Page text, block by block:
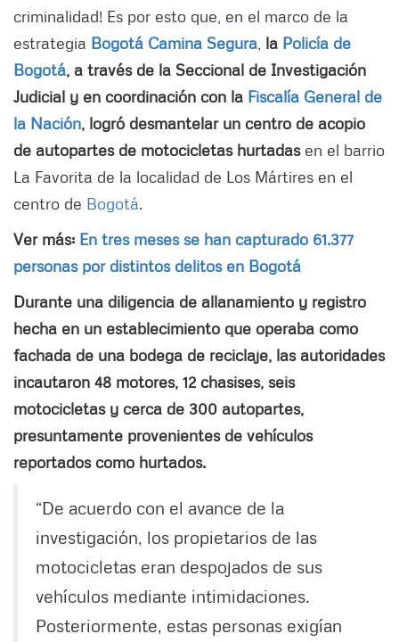
criminalidad! Es por esto que, en el marco de la
estrategia Bogotá Camina Segura la Policía de
Bogotá, a través de la Seccional de Investigación
Judicial y en coordinación con la Fiscalía General de
la Nación, logró desmantelar un centro de acopio
de autopartes de motocicletas hurtadasen el barrio
La Favorita de la localidad de Los Mártires en el
centro de Bogotá.
Ver más: En tres meses se han capturado 61.377
personas por distintos delitos en Bogotá
Durante una diligencia de allanamiento y registro
hecha en un establecimiento que operaba como
fachada de una bodega de reciclaje, las autoridades
incautaron 48 motores, 12 chasises, seis
motocicletas y cerca de 300 autopartes,
presuntamente provenientes de vehículos
reportados como hurtados.
“De acuerdo con el avance de la
investigación, los propietarios de las
motocicletas eran despojados de sus
vehículos mediante intimidaciones.
Posteriormente, estas personas exigían